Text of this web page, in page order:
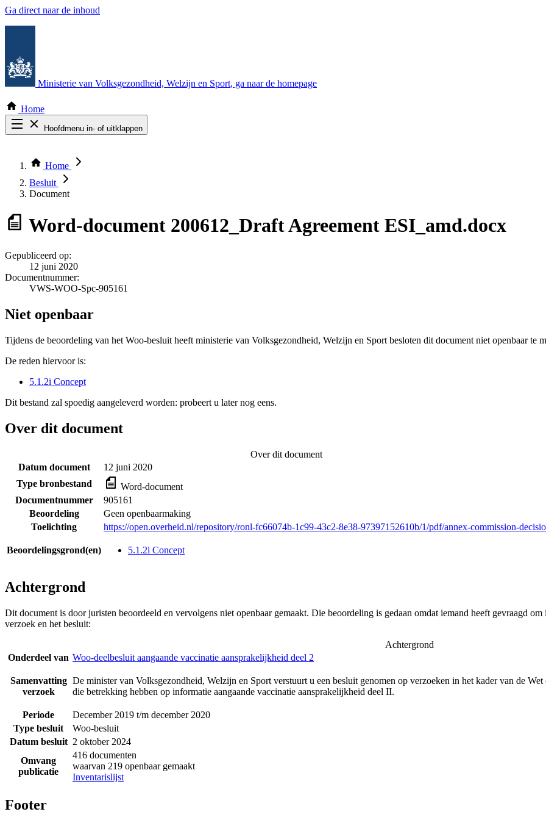
Ga direct naar de inhoud
Ministerie van Volksgezondheid, Welzijn en Sport, ga naar de homepage
Home
Hoofdmenu in- of uitklappen
Thema COVID-19
Bekijk per bestuursorgaan
Home
Besluit
Document
Word-document 200612_Draft Agreement ESI_amd.docx
Gepubliceerd op:
12 juni 2020
Documentnummer:
VWS-WOO-Spc-905161
Niet openbaar
Tijdens de beoordeling van het Woo-besluit heeft ministerie van Volksgezondheid, Welzijn en Sport besloten dit document niet openbaar te
De reden hiervoor is:
5.1.2i Concept
Dit bestand zal spoedig aangeleverd worden: probeert u later nog eens.
Over dit document
Over dit document
Datum document
12 juni 2020
Type bronbestand
Word-document
Documentnummer
905161
Beoordeling
Geen openbaarmaking
Toelichting
https://open.overheid.nl/repository/ronl-fc66074b-1c99-43c2-8e38-97397152610b/1/pdf/annex-commission-
Beoordelingsgrond(en) 5.1.2i Concept
Achtergrond
Dit document is door juristen beoordeeld en vervolgens niet openbaar gemaakt. Die beoordeling is gedaan omdat iemand heeft gevraagd
verzoek en het besluit:
Achtergrond
Onderdeel van Woo-deelbesluit aangaande vaccinatie aansprakelijkheid deel 2
Samenvatting
verzoek
De minister van Volksgezondheid, Welzijn en Sport verstuurt u een besluit genomen op verzoeken in het kader van de
die betrekking hebben op informatie aangaande vaccinatie aansprakelijkheid deel II.
Periode
December 2019 t/m december 2020
Type besluit
Woo-besluit
Datum besluit 2 oktober 2024
Omvang
publicatie
416 documenten
waarvan 219 openbaar gemaakt
Inventarislijst
Footer